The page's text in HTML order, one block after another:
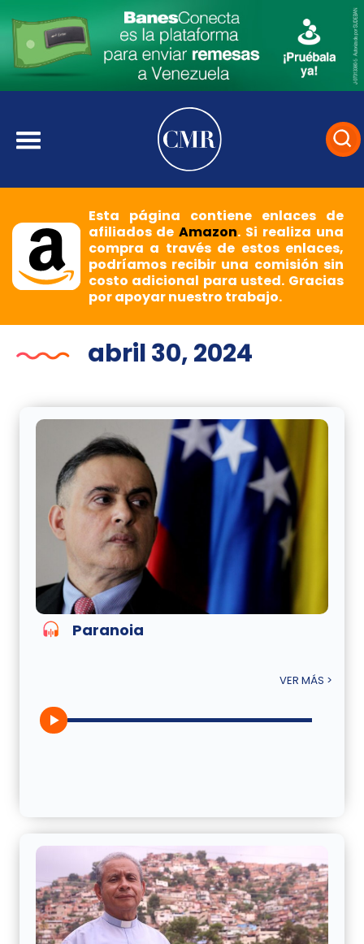
Esta página contiene enlaces de
afiliados deAmazon. Si realiza una
compra a través de estos enlaces,
podríamos recibir una comisión sin
costo adicional para usted. Gracias
por apoyar nuestro trabajo.
abril 30, 2024
Paranoia
VER MÁS >